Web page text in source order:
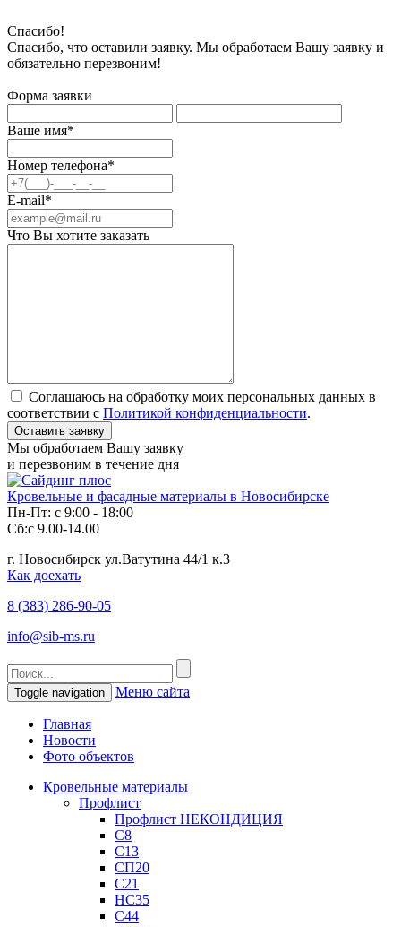
Спасибо!
Спасибо, что оставили заявку. Мы обработаем Вашу заявку и
обязательно перезвоним!
Форма заявки
Ваше имя*
Номер телефона*
E-mail*
Что Вы хотите заказать
Соглашаюсь на обработку моих персональных данных в
соответствии с Политикой конфиденциальности.
Мы обработаем Вашу заявку
и перезвоним в течение дня
Кровельные и фасадные материалы в Новосибирске
Пн-Пт: с 9:00 - 18:00
Сб:с 9.00-14.00
г. Новосибирск ул.Ватутина 44/1 к.3
Как доехать
8 (383) 286-90-05
info@sib-ms.ru
Toggle navigation Меню сайта
Главная
Новости
Фото объектов
Кровельные материалы
Профлист
Профлист НЕКОНДИЦИЯ
С8
С13
СП20
С21
НС35
С44